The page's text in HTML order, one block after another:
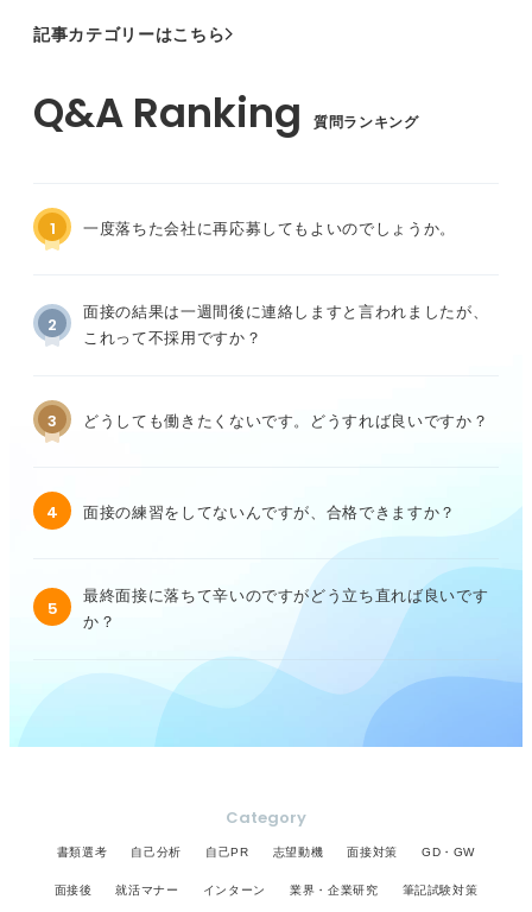
記事カテゴリーはこちら
質問ランキング
1 一度落ちた会社に再応募してもよいのでしょうか。
2
面接の結果は一週間後に連絡しますと言われましたが、
これって不採用ですか？
3 どうしても働きたくないです。どうすれば良いですか？
4 面接の練習をしてないんですが、合格できますか？
5
最終面接に落ちて辛いのですがどう立ち直れば良いです
か？
Category
書類選考 自己分析 自己PR 志望動機 面接対策 GD・GW
面接後 就活マナー インターン 業界・企業研究 筆記試験対策